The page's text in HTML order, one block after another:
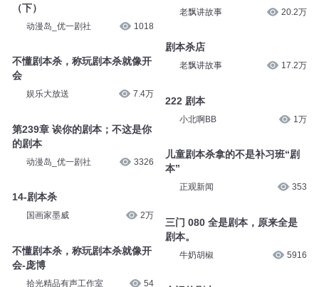
（下）
动漫岛_优一剧社 1018
不懂剧本杀，称玩剧本杀就像开
会
娱乐大放送 7.4万
第239章 诶你的剧本；不这是你
的剧本
动漫岛_优一剧社 3326
14-剧本杀
国画家墨威 2万
不懂剧本杀，称玩剧本杀就像开
会-庞博
拾光精品有声工作室 54
老飘讲故事 20.2万
剧本杀店
老飘讲故事 17.2万
222 剧本
小北啊BB 1万
儿童剧本杀拿的不是补习班“剧
本”
正观新闻 353
三门 080 全是剧本，原来全是
剧本。
牛奶胡椒 5916